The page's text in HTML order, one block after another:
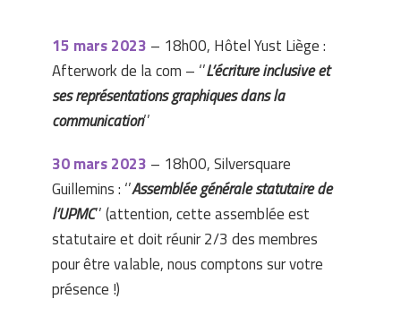
15 mars 2023 – 18h00, Hôtel Yust Liège :
Afterwork de la com – ‘’L’écriture inclusive et
ses représentations graphiques dans la
communication’’
30 mars 2023 – 18h00, Silversquare
Guillemins : ‘’Assemblée générale statutaire de
l’UPMC’’ (attention, cette assemblée est
statutaire et doit réunir 2/3 des membres
pour être valable, nous comptons sur votre
présence !)